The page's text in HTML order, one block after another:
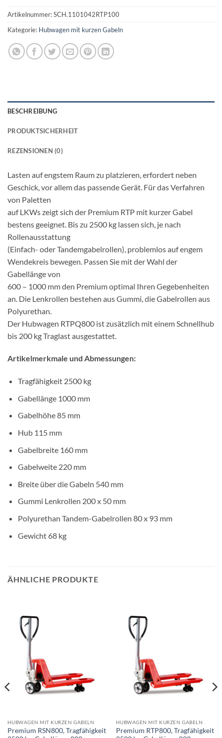
Artikelnummer:SCH.1101042RTP100
Kategorie: Hubwagen mit kurzen Gabeln
BESCHREIBUNG
PRODUKTSICHERHEIT
REZENSIONEN (0)
Lasten auf engstem Raum zu platzieren, erfordert neben
Geschick, vor allem das passende Gerät. Für das Verfahren
von Paletten
auf LKWs zeigt sich der Premium RTP mit kurzer Gabel
bestens geeignet. Bis zu 2500 kg lassen sich, je nach
Rollenausstattung
(Einfach- oder Tandemgabelrollen), problemlos auf engem
Wendekreis bewegen. Passen Sie mit der Wahl der
Gabellänge von
600 – 1000 mm den Premium optimal Ihren Gegebenheiten
an. Die Lenkrollen bestehen aus Gummi, die Gabelrollen aus
Polyurethan.
Der Hubwagen RTPQ800 ist zusätzlich mit einem Schnellhub
bis 200 kg Traglast ausgestattet.
Artikelmerkmale und Abmessungen:
Tragfähigkeit 2500 kg
Gabellänge 1000 mm
Gabelhöhe 85 mm
Hub 115 mm
Gabelbreite 160 mm
Gabelweite 220 mm
Breite über die Gabeln 540 mm
Gummi Lenkrollen 200 x 50 mm
Polyurethan Tandem-Gabelrollen 80 x 93 mm
Gewicht 68 kg
ÄHNLICHE PRODUKTE
HUBWAGEN MIT KURZEN GABELN
Premium RSN800, Tragfähigkeit
HUBWAGEN MIT KURZEN GABELN
Premium RTP800, Tragfähigkeit